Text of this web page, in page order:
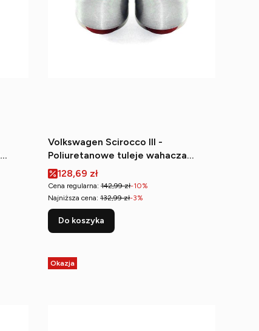
Volkswagen Scirocco III -
Poliuretanowe tuleje wahacza
tylnego górnego (wewnętrzna)
Cena promocyjna
128,69 zł
Cena regularna: 142,99 zł-10%
Najniższa cena: 132,99 zł-3%
Do koszyka
Okazja